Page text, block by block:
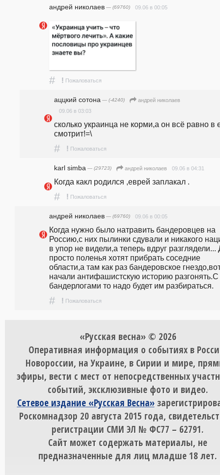
андpeй николаев — (69760) 09.06 в 00:05
# ! Пожаловаться
аццкий сотона — (-4240)
андpeй николаев
09.06 в 03:03
сколько украинца не корми,а он всё равно в
смотрит!=\
# ! Пожаловаться
karl simba — (29723) андpeй николаев 09.06 в 04:31
Когда какл родился ,еврей заплакал .
# ! Пожаловаться
андpeй николаев — (69760) 09.06 в 00:05
Когда нужно было натравить бандеровцев на
Россию,с них пылинки сдували и никакого
в упор не видели,а теперь вдруг разглядели...
просто поленья хотят прибрать соседние
области,а там как раз бандеровское
начали антифашистскую историю разгонять.С
бандерлогами то надо будет им разбираться.
# ! Пожаловаться
«Русская весна» © 2026
Оперативная информация о событиях в
Новороссии, на Украине, в Сирии и мире,
эфиры, вести с мест от непосредственных
событий, эксклюзивные фото и видео.
Сетевое издание «Русская Весна»
Роскомнадзор 20 августа 2015 года,
регистрации СМИ ЭЛ № ФС77 – 62791.
Сайт может содержать материалы, не
предназначенные для лиц младше 18 лет.